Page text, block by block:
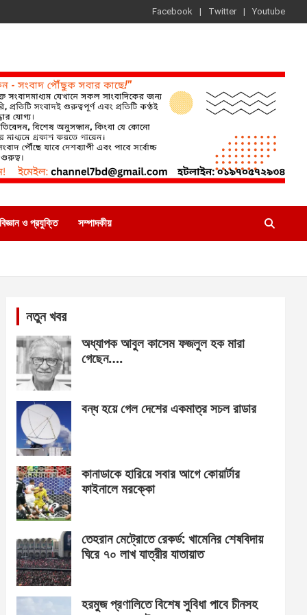
Facebook Twitter Youtube
ও প্রযুক্তি সম্পাদকীয়
নতুন খবর
অধ্যাপক আবুল কাসেম ফজলুল হক মারা
গেছেন….
বন্ধ হয়ে গেল দেশের একমাত্র সচল রাডার
কানাডাকে হারিয়ে সবার আগে কোয়ার্টার
ফাইনালে মরক্কো
তেহরান মেট্রোতে রেকর্ড: খামেনির শেষবিদায়
ঘিরে ৭০ লাখ যাত্রীর যাতায়াত
হরমুজ প্রণালিতে বিশেষ সুবিধা পাবে চীনসহ